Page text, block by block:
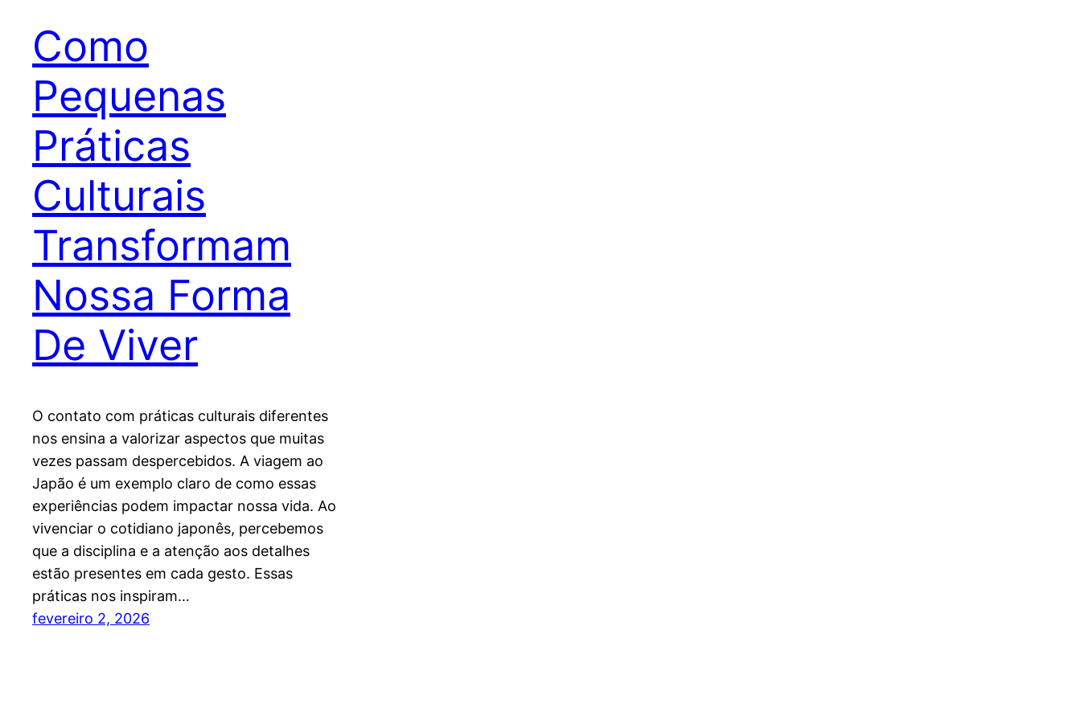
Como
Pequenas
Práticas
Culturais
Transformam
Nossa Forma
De Viver
O contato com práticas culturais diferentes
nos ensina a valorizar aspectos que muitas
vezes passam despercebidos. A viagem ao
Japão é um exemplo claro de como essas
experiências podem impactar nossa vida. Ao
vivenciar o cotidiano japonês, percebemos
que a disciplina e a atenção aos detalhes
estão presentes em cada gesto. Essas
práticas nos inspiram…
fevereiro 2, 2026